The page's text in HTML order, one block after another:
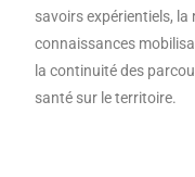
savoirs expérientiels,
connaissances
la continuité des
santé sur le territoire.